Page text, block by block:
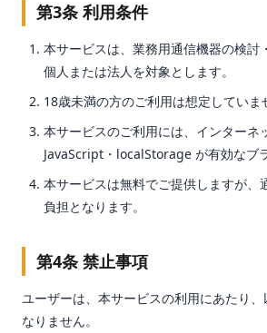
第3条 利用条件
本サービスは、業務用通信機器の検討
個人または法人を対象とします。
18歳未満の方のご利用は想定していま
本サービスのご利用には、インターネ
JavaScript・localStorage が有効なブ
本サービスは無料でご提供しますが、
負担となります。
第4条 禁止事項
ユーザーは、本サービスの利用にあたり
なりません。